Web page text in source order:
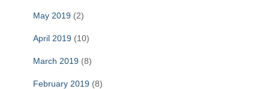
May 2019 (2)
April 2019 (10)
March 2019 (8)
February 2019 (8)